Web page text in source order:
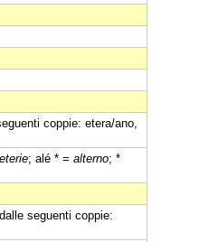
coppie: etera/ano,
eterie; alé * = alterno; *
seguenti coppie: